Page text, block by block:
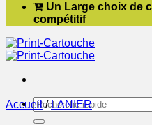
Un Large choix de
compétitif
Recherche
pour :
Accueil / LANIER